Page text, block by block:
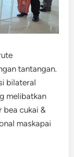
tantangan.
bilateral
melibatkan
bea cukai &
maskapai